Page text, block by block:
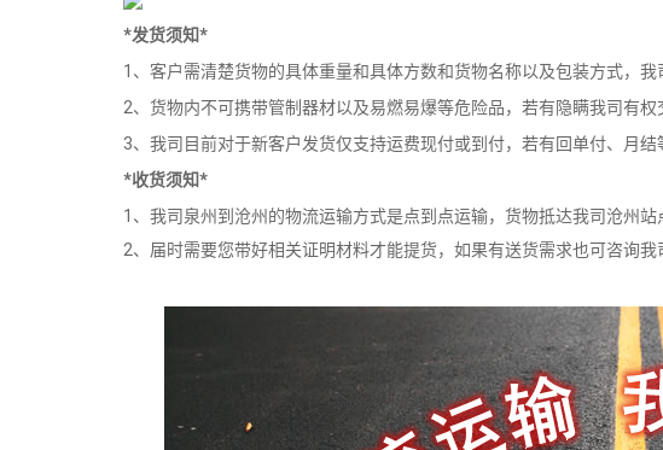
*发货须知*
1、客户需清楚货物的具体重量和具体方数和货物名称以及包装方式，我
2、货物内不可携带管制器材以及易燃易爆等危险品，若有隐瞒我司有权
3、我司目前对于新客户发货仅支持运费现付或到付，若有回单付、月结
*收货须知*
1、我司泉州到沧州的物流运输方式是点到点运输，货物抵达我司沧州站
2、届时需要您带好相关证明材料才能提货，如果有送货需求也可咨询我